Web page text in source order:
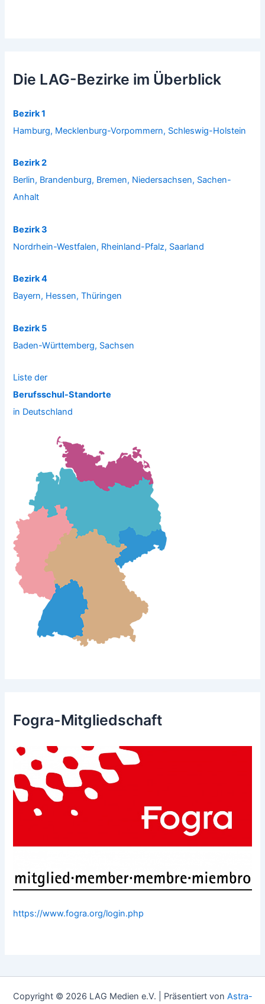
Die LAG-Bezirke im Überblick
Bezirk 1
Hamburg, Mecklenburg-Vorpommern, Schleswig-Holstein
Bezirk 2
Berlin, Brandenburg, Bremen, Niedersachsen, Sachen-
Anhalt
Bezirk 3
Nordrhein-Westfalen, Rheinland-Pfalz, Saarland
Bezirk 4
Bayern, Hessen, Thüringen
Bezirk 5
Baden-Württemberg, Sachsen
Liste der
Berufsschul-Standorte
in Deutschland
Fogra-Mitgliedschaft
https://www.fogra.org/login.php
Copyright © 2026 LAG Medien e.V. | Präsentiert von Astra-